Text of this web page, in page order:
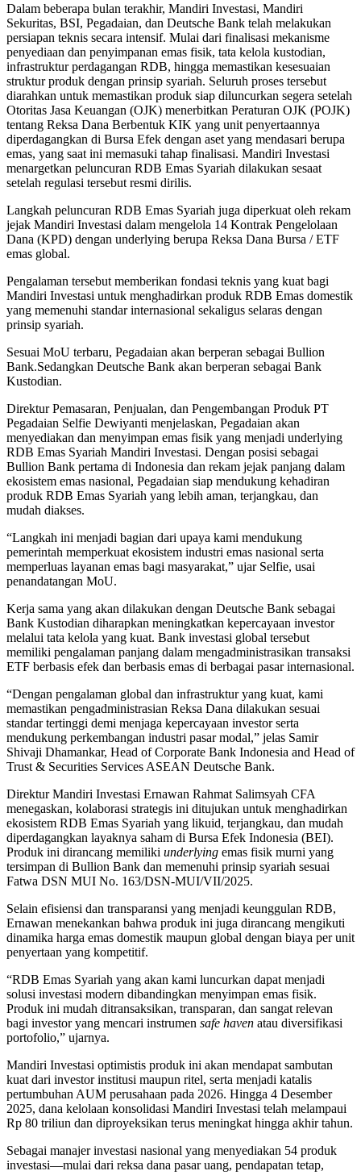
Dalam beberapa bulan terakhir, Mandiri Investasi, Mandiri
Sekuritas, BSI, Pegadaian, dan Deutsche Bank telah melakukan
persiapan teknis secara intensif. Mulai dari finalisasi mekanisme
penyediaan dan penyimpanan emas fisik, tata kelola kustodian,
infrastruktur perdagangan RDB, hingga memastikan kesesuaian
struktur produk dengan prinsip syariah. Seluruh proses tersebut
diarahkan untuk memastikan produk siap diluncurkan segera setelah
Otoritas Jasa Keuangan (OJK) menerbitkan Peraturan OJK (POJK)
tentang Reksa Dana Berbentuk KIK yang unit penyertaannya
diperdagangkan di Bursa Efek dengan aset yang mendasari berupa
emas, yang saat ini memasuki tahap finalisasi. Mandiri Investasi
menargetkan peluncuran RDB Emas Syariah dilakukan sesaat
setelah regulasi tersebut resmi dirilis.
Langkah peluncuran RDB Emas Syariah juga diperkuat oleh rekam
jejak Mandiri Investasi dalam mengelola 14 Kontrak Pengelolaan
Dana (KPD) dengan underlying berupa Reksa Dana Bursa / ETF
emas global.
Pengalaman tersebut memberikan fondasi teknis yang kuat bagi
Mandiri Investasi untuk menghadirkan produk RDB Emas domestik
yang memenuhi standar internasional sekaligus selaras dengan
prinsip syariah.
Sesuai MoU terbaru, Pegadaian akan berperan sebagai Bullion
Bank.Sedangkan Deutsche Bank akan berperan sebagai Bank
Kustodian.
Direktur Pemasaran, Penjualan, dan Pengembangan Produk PT
Pegadaian Selfie Dewiyanti menjelaskan, Pegadaian akan
menyediakan dan menyimpan emas fisik yang menjadi underlying
RDB Emas Syariah Mandiri Investasi. Dengan posisi sebagai
Bullion Bank pertama di Indonesia dan rekam jejak panjang dalam
ekosistem emas nasional, Pegadaian siap mendukung kehadiran
produk RDB Emas Syariah yang lebih aman, terjangkau, dan
mudah diakses.
“Langkah ini menjadi bagian dari upaya kami mendukung
pemerintah memperkuat ekosistem industri emas nasional serta
memperluas layanan emas bagi masyarakat,” ujar Selfie, usai
penandatangan MoU.
Kerja sama yang akan dilakukan dengan Deutsche Bank sebagai
Bank Kustodian diharapkan meningkatkan kepercayaan investor
melalui tata kelola yang kuat. Bank investasi global tersebut
memiliki pengalaman panjang dalam mengadministrasikan transaksi
ETF berbasis efek dan berbasis emas di berbagai pasar internasional.
“Dengan pengalaman global dan infrastruktur yang kuat, kami
memastikan pengadministrasian Reksa Dana dilakukan sesuai
standar tertinggi demi menjaga kepercayaan investor serta
mendukung perkembangan industri pasar modal,” jelas Samir
Shivaji Dhamankar, Head of Corporate Bank Indonesia and Head of
Trust & Securities Services ASEAN Deutsche Bank.
Direktur Mandiri Investasi Ernawan Rahmat Salimsyah CFA
menegaskan, kolaborasi strategis ini ditujukan untuk menghadirkan
ekosistem RDB Emas Syariah yang likuid, terjangkau, dan mudah
diperdagangkan layaknya saham di Bursa Efek Indonesia (BEI).
Produk ini dirancang memiliki underlying emas fisik murni yang
tersimpan di Bullion Bank dan memenuhi prinsip syariah sesuai
Fatwa DSN MUI No. 163/DSN-MUI/VII/2025.
Selain efisiensi dan transparansi yang menjadi keunggulan RDB,
Ernawan menekankan bahwa produk ini juga dirancang mengikuti
dinamika harga emas domestik maupun global dengan biaya per unit
penyertaan yang kompetitif.
“RDB Emas Syariah yang akan kami luncurkan dapat menjadi
solusi investasi modern dibandingkan menyimpan emas fisik.
Produk ini mudah ditransaksikan, transparan, dan sangat relevan
bagi investor yang mencari instrumen safe haven atau diversifikasi
portofolio,” ujarnya.
Mandiri Investasi optimistis produk ini akan mendapat sambutan
kuat dari investor institusi maupun ritel, serta menjadi katalis
pertumbuhan AUM perusahaan pada 2026. Hingga 4 Desember
2025, dana kelolaan konsolidasi Mandiri Investasi telah melampaui
Rp 80 triliun dan diproyeksikan terus meningkat hingga akhir tahun.
Sebagai manajer investasi nasional yang menyediakan 54 produk
investasi—mulai dari reksa dana pasar uang, pendapatan tetap,